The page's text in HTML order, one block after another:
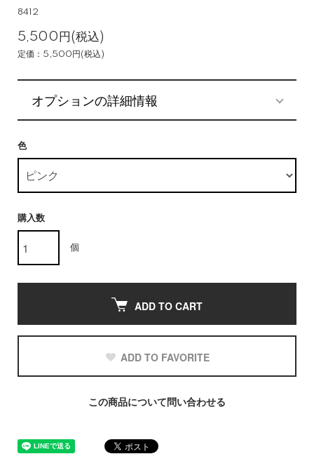
8412
5,500円(税込)
定価：5,500円(税込)
オプションの詳細情報
色
購入数
個
ADD TO CART
ADD TO FAVORITE
この商品について問い合わせる